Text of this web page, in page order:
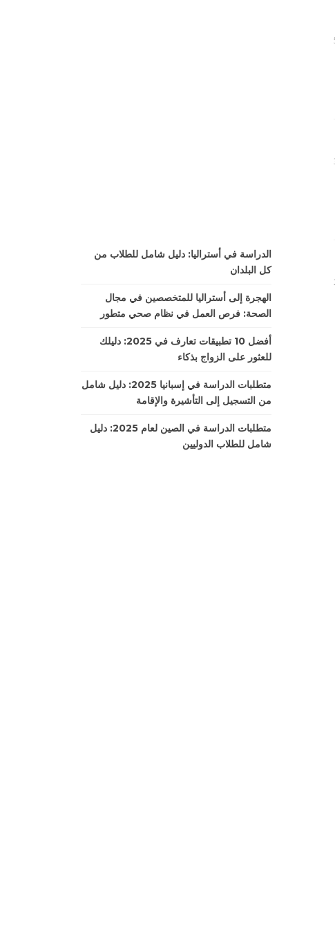
الدراسة في أستراليا: دليل شامل للطلاب من
كل البلدان
الهجرة إلى أستراليا للمتخصصين في مجال
الصحة: فرص العمل في نظام صحي متطور
أفضل 10 تطبيقات تعارف في 2025: دليلك
للعثور على الزواج بذكاء
متطلبات الدراسة في إسبانيا 2025: دليل شامل
من التسجيل إلى التأشيرة والإقامة
متطلبات الدراسة في الصين لعام 2025: دليل
شامل للطلاب الدوليين